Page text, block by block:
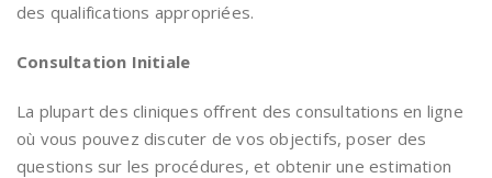
des qualifications appropriées.
Consultation Initiale
La plupart des cliniques offrent des consultations en ligne
où vous pouvez discuter de vos objectifs, poser des
questions sur les procédures, et obtenir une estimation